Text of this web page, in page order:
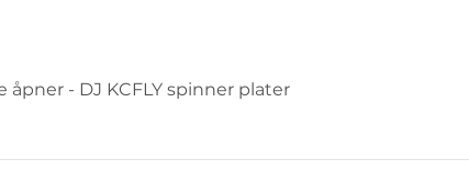
åpner - DJ KCFLY spinner plater